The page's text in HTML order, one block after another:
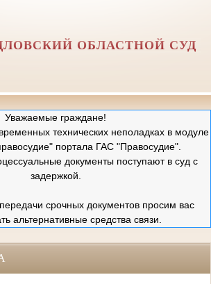
ОБЛАСТНОЙ СУД
Уважаемые граждане!
технических неполадках в модуле
портала ГАС "Правосудие".
документы поступают в суд с
задержкой.
срочных документов просим вас
альтернативные средства связи.